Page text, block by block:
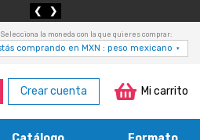
❮ ❯
Selecciona la moneda con la que quieres comprar:
comprando en MXN : peso mexicano ▾
Crear cuenta Mi carrito